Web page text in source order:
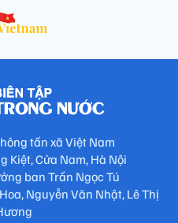
tấn xã Việt Nam
Kiệt, Cửa Nam, Hà Nội
ban Trần Ngọc Tú
Nguyễn Văn Nhật, Lê Thị